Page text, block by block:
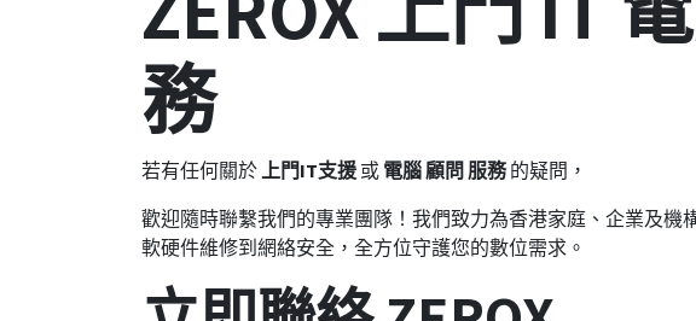
務
若有任何關於上門IT支援 或 電腦 顧問 服務的疑問，
歡迎隨時聯繫我們的專業團隊！我們致力為香港家庭、企業及機
軟硬件維修到網絡安全，全方位守護您的數位需求。